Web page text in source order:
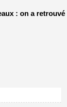
: on a retrouvé